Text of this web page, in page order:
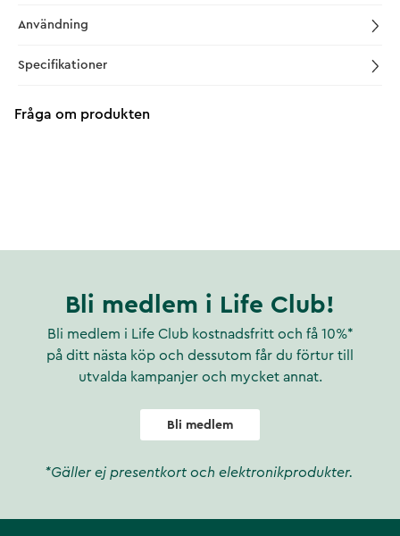
Användning
Specifikationer
Fråga om produkten
Bli medlem i Life Club!
Bli medlem i Life Club kostnadsfritt och få 10%*
på ditt nästa köp och dessutom får du förtur till
utvalda kampanjer och mycket annat.
Bli medlem
*Gäller ej presentkort och elektronikprodukter.